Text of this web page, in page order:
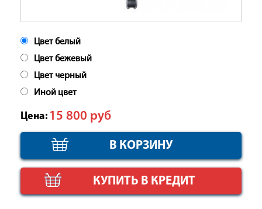
Цвет белый
Цвет бежевый
Цвет черный
Иной цвет
Цена: 15 800 руб
КУПИТЬ В КРЕДИТ